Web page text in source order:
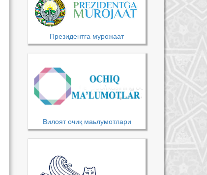
Президентга мурожаат
Вилоят очиқ маьлумотлари